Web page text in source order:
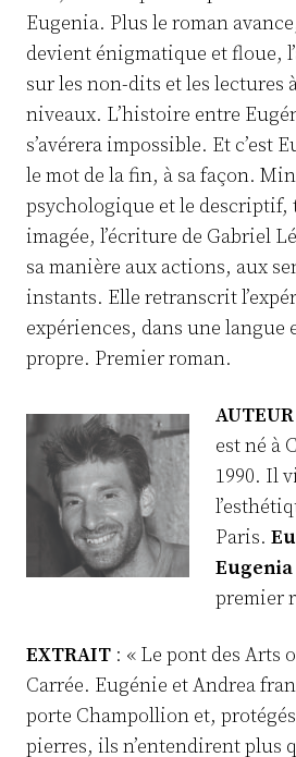
Eugenia. Plus le roman
devient énigmatique et floue,
sur les non-dits et les lectures
niveaux. L’histoire entre
s’avérera impossible. Et c’est
le mot de la fin, à sa façon.
psychologique et le descriptif,
imagée, l’écriture de Gabriel
sa manière aux actions, aux
instants. Elle retranscrit
expériences, dans une langue
propre. Premier roman.
AUTEUR
est né à
1990. Il
Paris.
Eugenia
premier
EXTRAIT : « Le pont des Arts
Carrée. Eugénie et Andrea
porte Champollion et,
pierres, ils n’entendirent plus